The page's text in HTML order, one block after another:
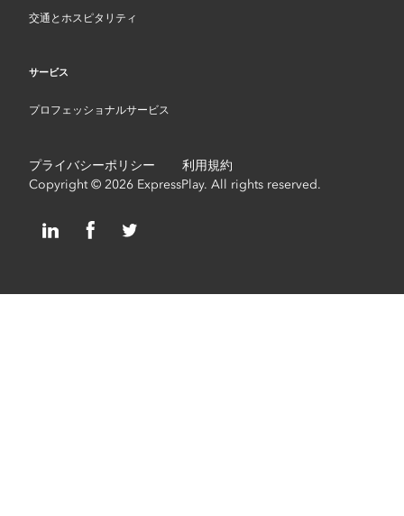
交通とホスピタリティ
サービス
プロフェッショナルサービス
プライバシーポリシー
利用規約
Copyright © 2026 ExpressPlay. All rights reserved.